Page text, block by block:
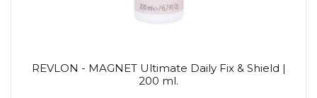
REVLON - MAGNET Ultimate Daily Fix & Shield |
200 ml.